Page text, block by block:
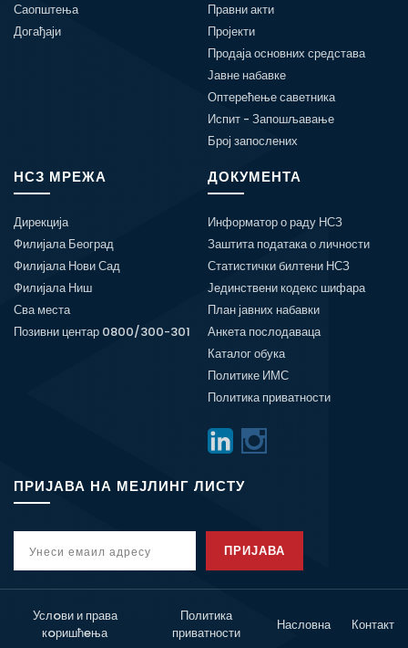
Саопштења
Догађаји
Правни акти
Пројекти
Продаја основних средстава
Јавне набавке
Оптерећење саветника
Испит - Запошљавање
Број запослених
НСЗ МРЕЖА
Дирекција
Филијала Београд
Филијала Нови Сад
Филијала Ниш
Сва места
Позивни центар 0800/300-301
ДОКУМЕНТА
Информатор о раду НСЗ
Заштита података о личности
Статистички билтени НСЗ
Јединствени кодекс шифара
План јавних набавки
Анкета послодаваца
Каталог обука
Политике ИМС
Политика приватности
ПРИЈАВА НА МЕЈЛИНГ ЛИСТУ
ПРИЈАВА
Услoви и права
кoришћeња
Политика
приватности
Насловна Контакт